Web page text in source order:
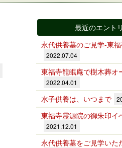
最近のエント
永代供養墓のご見学-東
2022.07.04
東福寺龍眠庵で樹木葬オ
2022.04.01
水子供養は、いつまで
東福寺霊源院の御朱印イ
2021.12.01
永代供養墓をご見学いた